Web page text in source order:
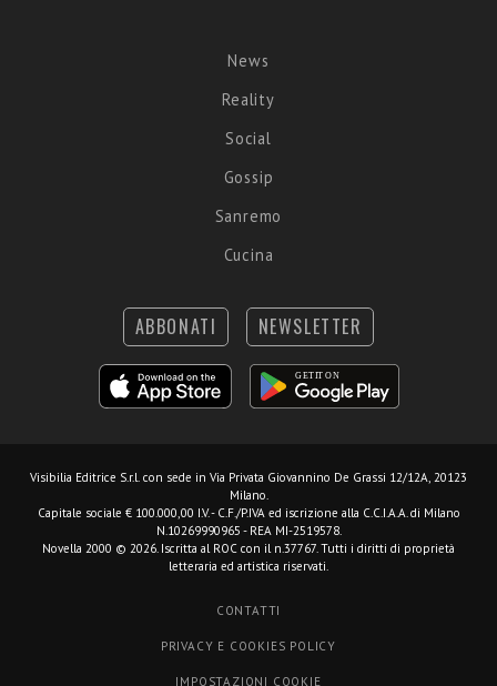
News
Reality
Social
Gossip
Sanremo
Cucina
ABBONATI NEWSLETTER
Visibilia Editrice S.r.l. con sede in Via Privata Giovannino De Grassi 12/12A, 20123
Milano.
Capitale sociale € 100.000,00 I.V. - C.F./P.IVA ed iscrizione alla C.C.I.A.A. di Milano
N.10269990965 - REA MI-2519578.
Novella 2000 © 2026. Iscritta al ROC con il n.37767. Tutti i diritti di proprietà
letteraria ed artistica riservati.
CONTATTI
PRIVACY E COOKIES POLICY
IMPOSTAZIONI COOKIE